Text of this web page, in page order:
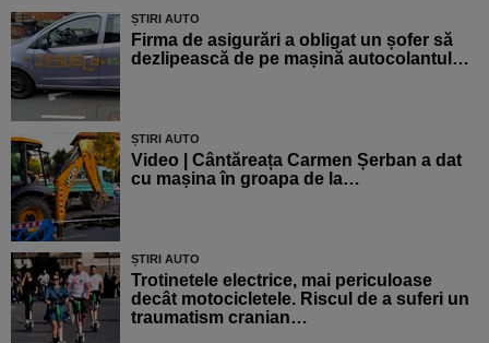
ȘTIRI AUTO
Firma de asigurări a obligat un șofer să
dezlipească de pe mașină autocolantul…
ȘTIRI AUTO
Video | Cântăreața Carmen Șerban a dat
cu mașina în groapa de la…
ȘTIRI AUTO
Trotinetele electrice, mai periculoase
decât motocicletele. Riscul de a suferi un
traumatism cranian…